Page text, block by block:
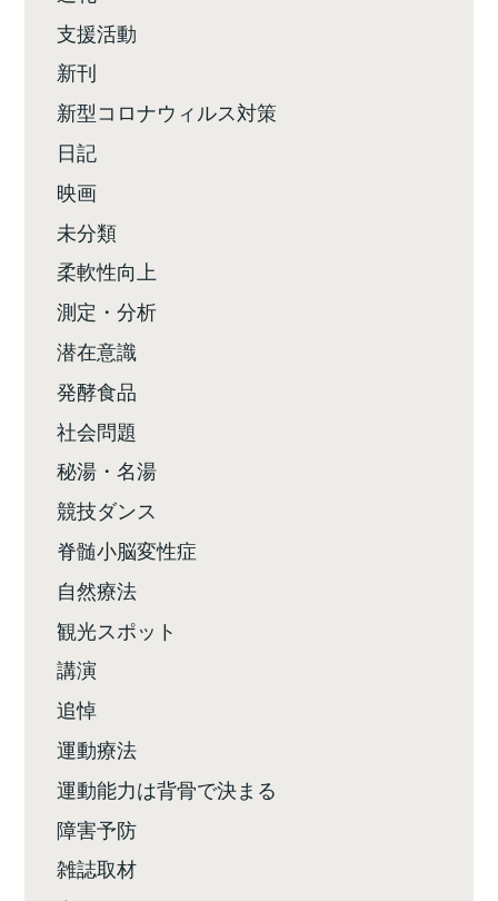
支援活動
新刊
新型コロナウィルス対策
日記
映画
未分類
柔軟性向上
測定・分析
潜在意識
発酵食品
社会問題
秘湯・名湯
競技ダンス
脊髄小脳変性症
自然療法
観光スポット
講演
追悼
運動療法
運動能力は背骨で決まる
障害予防
雑誌取材